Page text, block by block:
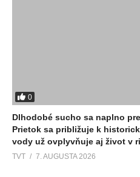
0
Dlhodobé sucho sa naplno
Prietok sa približuje k
vody už ovplyvňuje aj život v
TVT 7. AUGUSTA 2026